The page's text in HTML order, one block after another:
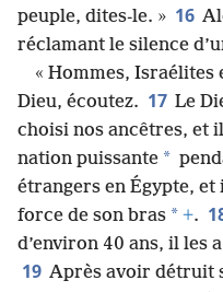
peuple, dites-le. » 16
réclamant le silence
« Hommes, Israélites
Dieu, écoutez. 17 Le
choisi nos ancêtres, et
nation puissante *
étrangers en Égypte,
force de son bras * +.
d’environ 40 ans, il les
19 Après avoir détruit